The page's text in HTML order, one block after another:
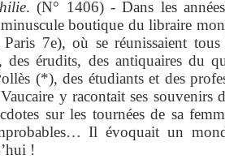
. (N° 1406) - Dans les
boutique du libraire
Paris 7e), où se réunissaient
des érudits, des antiquaires du
(*), des étudiants et des
y racontait ses souvenirs
sur les tournées de sa
Il évoquait un
!